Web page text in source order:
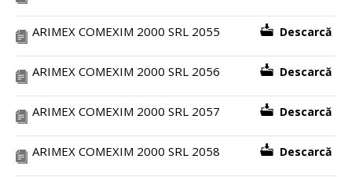
ARIMEX COMEXIM 2000 SRL 2055 Descarcă
ARIMEX COMEXIM 2000 SRL 2056 Descarcă
ARIMEX COMEXIM 2000 SRL 2057 Descarcă
ARIMEX COMEXIM 2000 SRL 2058 Descarcă